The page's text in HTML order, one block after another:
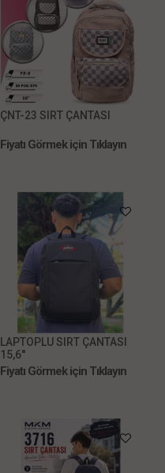
ÇNT-23 SIRT ÇANTASI
Fiyatı Görmek için Tıklayın
LAPTOPLU SIRT ÇANTASI
15,6''
Fiyatı Görmek için Tıklayın